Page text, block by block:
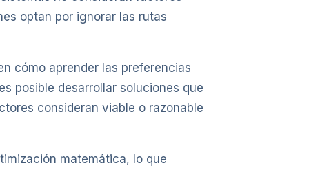
optan por ignorar las rutas
cómo aprender las preferencias
posible desarrollar soluciones que
consideran viable o razonable
matemática, lo que